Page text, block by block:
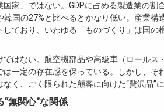
家」ではない。GDPに占める製造業の割
韓国の27%と比べるとかなり低い。産業構
ており、いわゆる「ものづくり」は国の
はない。航空機部品や高級車（ロールス
一定の存在感を保っている。しかし、そ
く、ごく限られた顧客に向けた“贅沢品”に
無関心”な関係